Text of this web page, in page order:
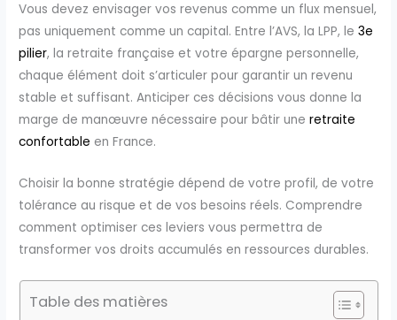
Vous devez envisager vos revenus comme un flux mensuel,
pas uniquement comme un capital. Entre l’AVS, la LPP, le3e
pilier, la retraite française et votre épargne personnelle,
chaque élément doit s’articuler pour garantir un revenu
stable et suffisant. Anticiper ces décisions vous donne la
marge de manœuvre nécessaire pour bâtir uneretraite
confortable en France.
Choisir la bonne stratégie dépend de votre profil, de votre
tolérance au risque et de vos besoins réels. Comprendre
comment optimiser ces leviers vous permettra de
transformer vos droits accumulés en ressources durables.
Table des matières